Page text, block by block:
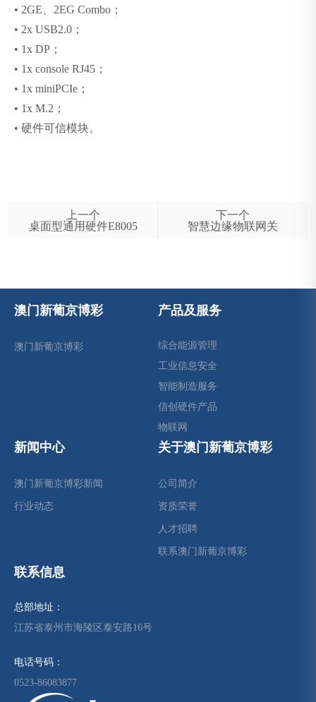
• 2GE、2EG Combo；
• 2x USB2.0；
• 1x DP；
• 1x console RJ45；
• 1x miniPCIe；
• 1x M.2；
• 硬件可信模块。
上一个
桌面型通用硬件E8005
下一个
智慧边缘物联网关
澳门新葡京博彩
澳门新葡京博彩
产品及服务
综合能源管理
工业信息安全
智能制造服务
信创硬件产品
物联网
新闻中心
澳门新葡京博彩新闻
行业动态
关于澳门新葡京博彩
公司简介
资质荣誉
人才招聘
联系澳门新葡京博彩
联系信息
总部地址：
江苏省泰州市海陵区泰安路16号
电话号码：
0523-86083877